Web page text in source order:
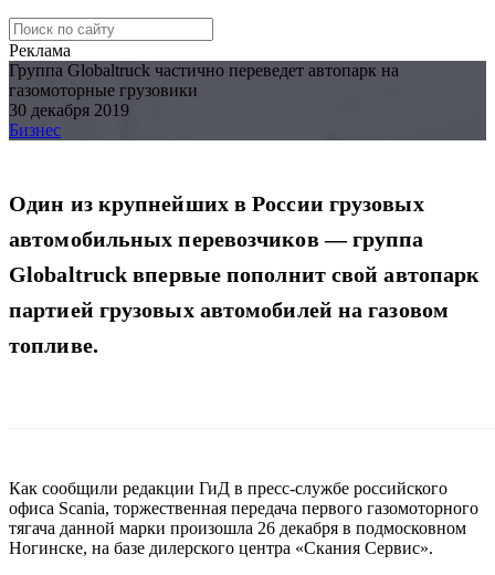
Реклама
Группа Globaltruck частично переведет автопарк на
газомоторные грузовики
30 декабря 2019
Бизнес
Один из крупнейших в России грузовых
автомобильных перевозчиков — группа
Globaltruck впервые пополнит свой автопарк
партией грузовых автомобилей на газовом
топливе.
Как сообщили редакции ГиД в пресс-службе российского
офиса Scania, торжественная передача первого газомоторного
тягача данной марки произошла 26 декабря в подмосковном
Ногинске, на базе дилерского центра «Скания Сервис».